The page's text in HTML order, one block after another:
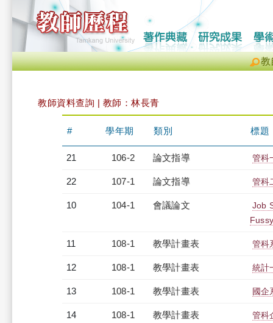
教
教師資料查詢 | 教師：林長青
# 學年期 類別 標題
21 106-2 論文指導 管科
22 107-1 論文指導 管科
10 104-1 會議論文
Job
11 108-1 教學計畫表 管科
12 108-1 教學計畫表 統計
13 108-1 教學計畫表 國企
14 108-1 教學計畫表 管科